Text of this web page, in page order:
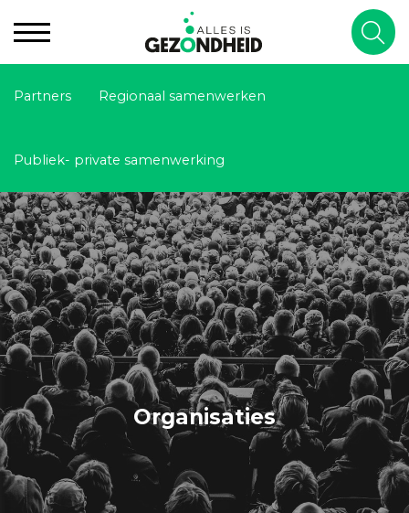
Partners Regionaal samenwerken
Publiek- private samenwerking
Organisaties